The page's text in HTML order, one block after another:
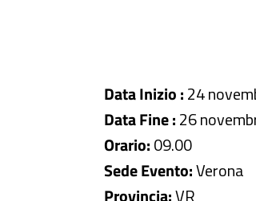
Data Inizio :24
Data Fine :26
Orario:09.00
Sede Evento:Verona
Provincia:VR